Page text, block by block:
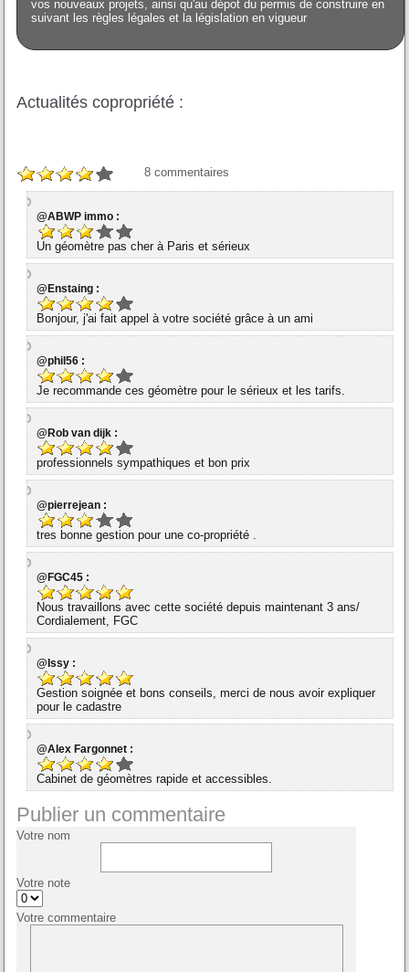
vos nouveaux projets, ainsi qu'au dépot du permis de construire en
suivant les règles légales et la législation en vigueur
Actualités copropriété :
8 commentaires
@ABWP immo :
Un géomètre pas cher à Paris et sérieux
@Enstaing :
Bonjour, j'ai fait appel à votre société grâce à un ami
@phil56 :
Je recommande ces géomètre pour le sérieux et les tarifs.
@Rob van dijk :
professionnels sympathiques et bon prix
@pierrejean :
tres bonne gestion pour une co-propriété .
@FGC45 :
Nous travaillons avec cette société depuis maintenant 3 ans/
Cordialement, FGC
@Issy :
Gestion soignée et bons conseils, merci de nous avoir expliquer
pour le cadastre
@Alex Fargonnet :
Cabinet de géomètres rapide et accessibles.
Publier un commentaire
Votre nom
Votre note
Votre commentaire